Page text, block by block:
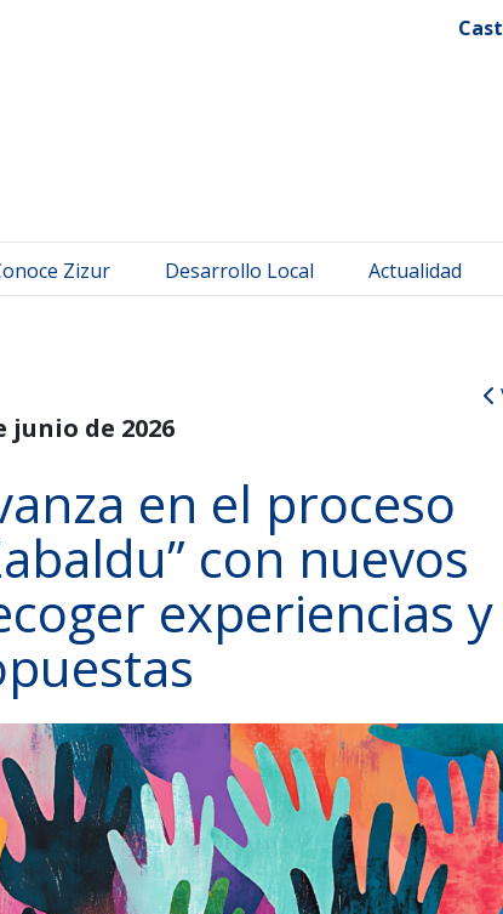
Zizur Desarrollo Local Actualidad
junio de 2026
en el proceso
con nuevos
experiencias y